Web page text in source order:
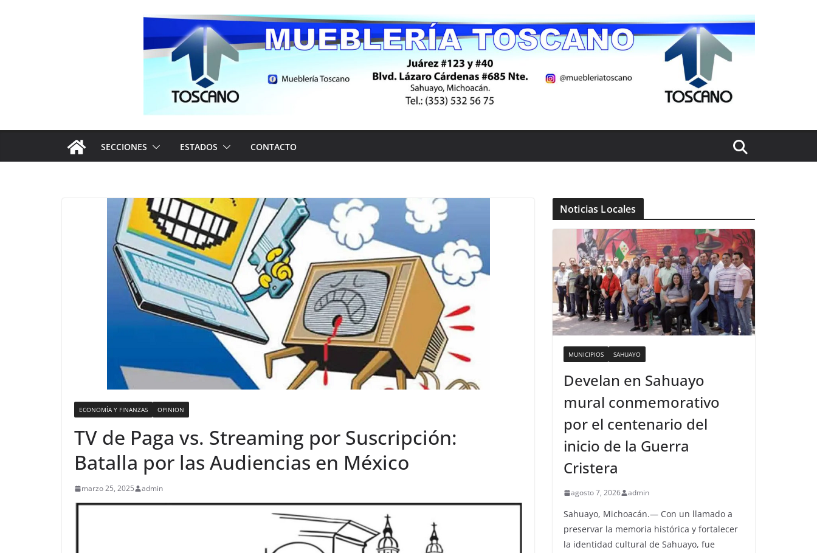
SECCIONES ESTADOS CONTACTO
ECONOMÍA Y FINANZAS OPINION
TV de Paga vs. Streaming por Suscripción:
Batalla por las Audiencias en México
marzo 25, 2025 admin
Noticias Locales
MUNICIPIOS SAHUAYO
Develan en Sahuayo
mural conmemorativo
por el centenario del
inicio de la Guerra
Cristera
agosto 7, 2026 admin
Sahuayo, Michoacán.— Con un llamado a
preservar la memoria histórica y fortalecer
la identidad cultural de Sahuayo, fue